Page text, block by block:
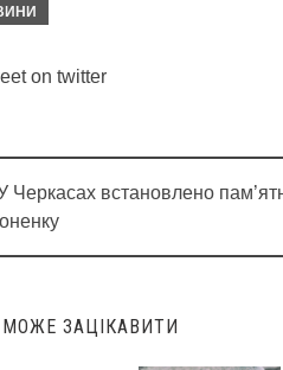
on twitter
Черкасах встановлено
МОЖЕ ЗАЦІКАВИТИ